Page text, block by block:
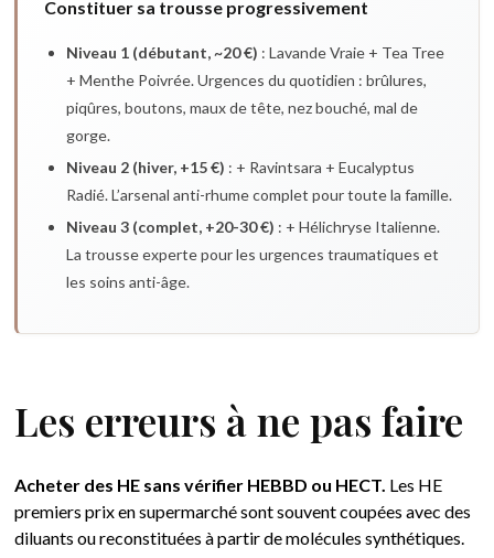
Constituer sa trousse progressivement
Niveau 1 (débutant, ~20 €) : Lavande Vraie + Tea Tree
+ Menthe Poivrée. Urgences du quotidien : brûlures,
piqûres, boutons, maux de tête, nez bouché, mal de
gorge.
Niveau 2 (hiver, +15 €) : + Ravintsara + Eucalyptus
Radié. L’arsenal anti-rhume complet pour toute la famille.
Niveau 3 (complet, +20-30 €) : + Hélichryse Italienne.
La trousse experte pour les urgences traumatiques et
les soins anti-âge.
Les erreurs à ne pas faire
Acheter des HE sans vérifier HEBBD ou HECT. Les HE
premiers prix en supermarché sont souvent coupées avec des
diluants ou reconstituées à partir de molécules synthétiques.